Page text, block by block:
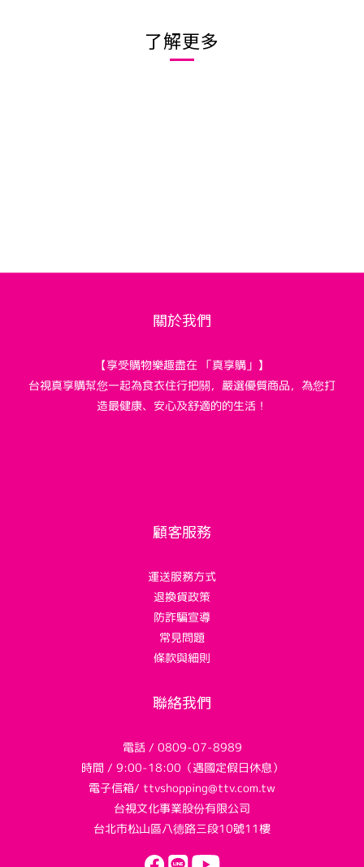
了解更多
關於我們
【享受購物樂趣盡在 「真享購」】
台視真享購幫您一起為食衣住行把關，嚴選優質商品，為您打
造最健康、安心及舒適的的生活！
顧客服務
運送服務方式
退換貨政策
防詐騙宣導
常見問題
條款與細則
聯絡我們
電話 / 0809-07-8989
時間 / 9:00-18:00（遇國定假日休息）
電子信箱/ ttvshopping@ttv.com.tw
台視文化事業股份有限公司
台北市松山區八德路三段10號11樓